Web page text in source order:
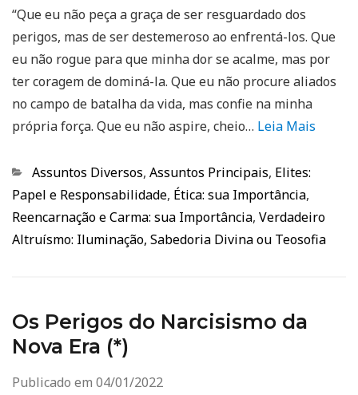
“Que eu não peça a graça de ser resguardado dos
perigos, mas de ser destemeroso ao enfrentá-los. Que
eu não rogue para que minha dor se acalme, mas por
ter coragem de dominá-la. Que eu não procure aliados
no campo de batalha da vida, mas confie na minha
própria força. Que eu não aspire, cheio… Leia Mais
Categorias
Assuntos Diversos, Assuntos Principais, Elites:
Papel e Responsabilidade, Ética: sua Importância,
Reencarnação e Carma: sua Importância, Verdadeiro
Altruísmo: Iluminação, Sabedoria Divina ou Teosofia
Os Perigos do Narcisismo da
Nova Era (*)
Publicado em 04/01/2022